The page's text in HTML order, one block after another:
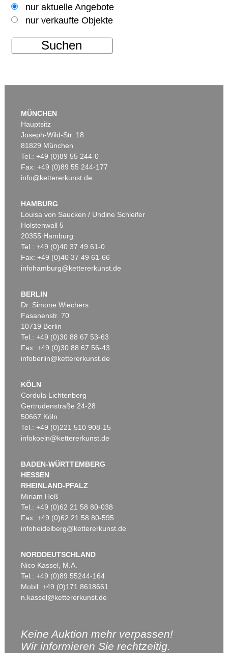
nur aktuelle Angebote
nur verkaufte Objekte
Suchen
MÜNCHEN
Hauptsitz
Joseph-Wild-Str. 18
81829 München
Tel.: +49 (0)89 55 244-0
Fax: +49 (0)89 55 244-177
info@kettererkunst.de
HAMBURG
Louisa von Saucken / Undine Schleifer
Holstenwall 5
20355 Hamburg
Tel.: +49 (0)40 37 49 61-0
Fax: +49 (0)40 37 49 61-66
infohamburg@kettererkunst.de
BERLIN
Dr. Simone Wiechers
Fasanenstr. 70
10719 Berlin
Tel.: +49 (0)30 88 67 53-63
Fax: +49 (0)30 88 67 56-43
infoberlin@kettererkunst.de
KÖLN
Cordula Lichtenberg
Gertrudenstraße 24-28
50667 Köln
Tel.: +49 (0)221 510 908-15
infokoeln@kettererkunst.de
BADEN-WÜRTTEMBERG
HESSEN
RHEINLAND-PFALZ
Miriam Heß
Tel.: +49 (0)62 21 58 80-038
Fax: +49 (0)62 21 58 80-595
infoheidelberg@kettererkunst.de
NORDDEUTSCHLAND
Nico Kassel, M.A.
Tel.: +49 (0)89 55244-164
Mobil: +49 (0)171 8618661
n.kassel@kettererkunst.de
Keine Auktion mehr verpassen!
Wir informieren Sie rechtzeitig.